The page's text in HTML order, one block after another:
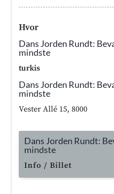
Hvor
Dans Jorden Rundt:
mindste
turkis
Dans Jorden Rundt:
mindste
Vester Allé 15, 8000
Dans Jorden Rundt:
mindste
Info / Billet